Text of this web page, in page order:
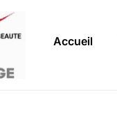
Accueil